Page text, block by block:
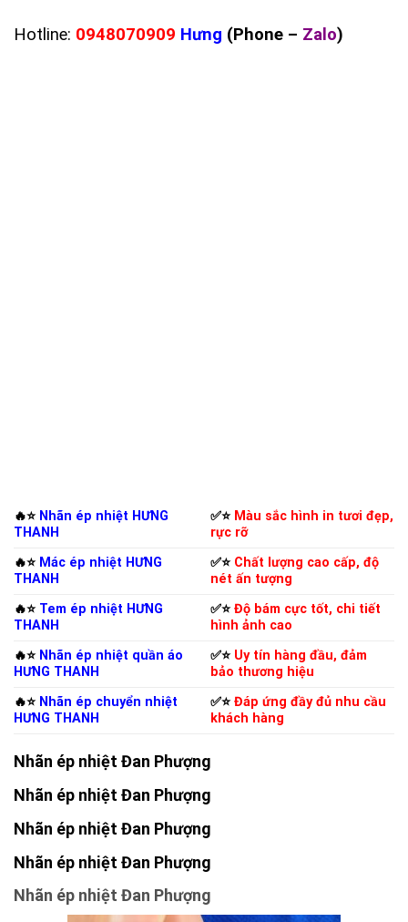
Hotline: 0948070909 Hưng (Phone – Zalo)
🔥⭐️ Nhãn ép nhiệt HƯNG
THANH
✅⭐️ Màu sắc hình in tươi đẹp,
rực rỡ
🔥⭐️ Mác ép nhiệt HƯNG
THANH
✅⭐️ Chất lượng cao cấp, độ
nét ấn tượng
🔥⭐️ Tem ép nhiệt HƯNG
THANH
✅⭐️Độ bám cực tốt, chi tiết
hình ảnh cao
🔥⭐️ Nhãn ép nhiệt quần áo
HƯNG THANH
✅⭐️ Uy tín hàng đầu, đảm
bảo thương hiệu
🔥⭐️ Nhãn ép chuyển nhiệt
HƯNG THANH
✅⭐️Đáp ứng đầy đủ nhu cầu
khách hàng
Nhãn ép nhiệt Đan Phượng
Nhãn ép nhiệt Đan Phượng
Nhãn ép nhiệt Đan Phượng
Nhãn ép nhiệt Đan Phượng
Nhãn ép nhiệt Đan Phượng